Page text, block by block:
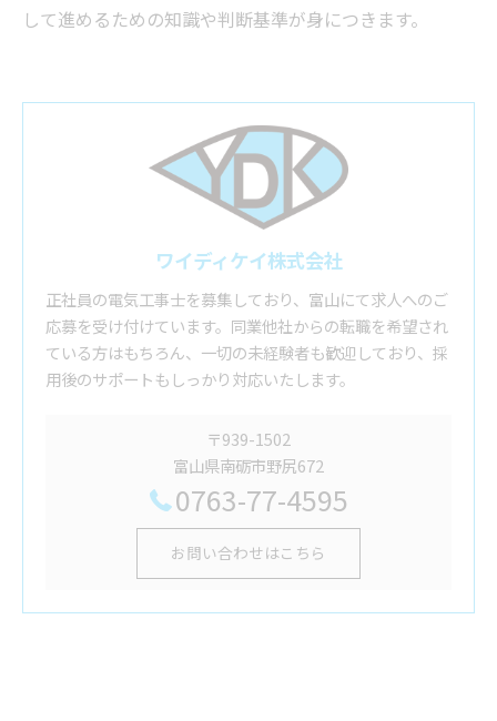
して進めるための知識や判断基準が身につきます。
ワイディケイ株式会社
正社員の電気工事士を募集しており、富山にて求人へのご
応募を受け付けています。同業他社からの転職を希望され
ている方はもちろん、一切の未経験者も歓迎しており、採
用後のサポートもしっかり対応いたします。
〒939-1502
富山県南砺市野尻672
0763-77-4595
お問い合わせはこちら